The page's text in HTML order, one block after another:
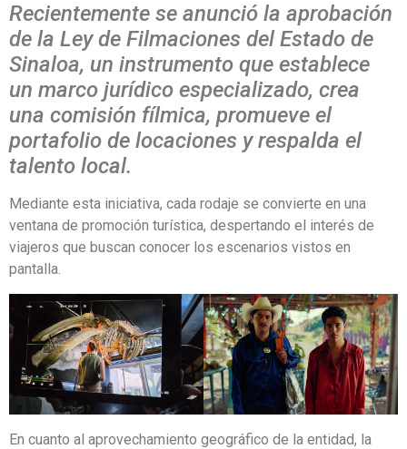
Recientemente se anunció la aprobación
de la Ley de Filmaciones del Estado de
Sinaloa, un instrumento que establece
un marco jurídico especializado, crea
una comisión fílmica, promueve el
portafolio de locaciones y respalda el
talento local.
Mediante esta iniciativa, cada rodaje se convierte en una
ventana de promoción turística, despertando el interés de
viajeros que buscan conocer los escenarios vistos en
pantalla.
En cuanto al aprovechamiento geográfico de la entidad, la